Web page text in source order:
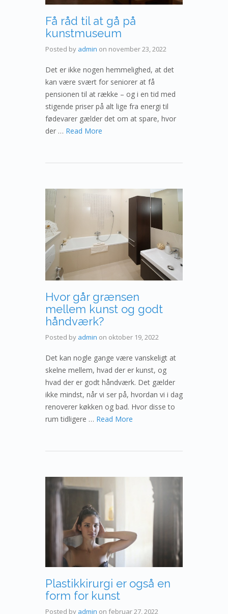
Få råd til at gå på
kunstmuseum
Posted by admin on november 23, 2022
Det er ikke nogen hemmelighed, at det
kan være svært for seniorer at få
pensionen til at række – og i en tid med
stigende priser på alt lige fra energi til
fødevarer gælder det om at spare, hvor
der … Read More
Hvor går grænsen
mellem kunst og godt
håndværk?
Posted by admin on oktober 19, 2022
Det kan nogle gange være vanskeligt at
skelne mellem, hvad der er kunst, og
hvad der er godt håndværk. Det gælder
ikke mindst, når vi ser på, hvordan vi i dag
renoverer køkken og bad. Hvor disse to
rum tidligere … Read More
Plastikkirurgi er også en
form for kunst
Posted by admin on februar 27, 2022